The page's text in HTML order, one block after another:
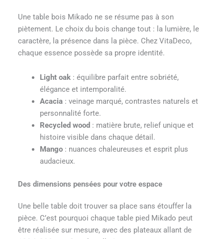
Une table bois Mikado ne se résume pas à son
piètement. Le choix du bois change tout : la lumière, le
caractère, la présence dans la pièce. Chez VitaDeco,
chaque essence possède sa propre identité.
Light oak: équilibre parfait entre sobriété,
élégance et intemporalité.
Acacia: veinage marqué, contrastes naturels et
personnalité forte.
Recycled wood : matière brute, relief unique et
histoire visible dans chaque détail.
Mango: nuances chaleureuses et esprit plus
audacieux.
Des dimensions pensées pour votre espace
Une belle table doit trouver sa place sans étouffer la
pièce. C’est pourquoi chaque table pied Mikado peut
être réalisée sur mesure, avec des plateaux allant de